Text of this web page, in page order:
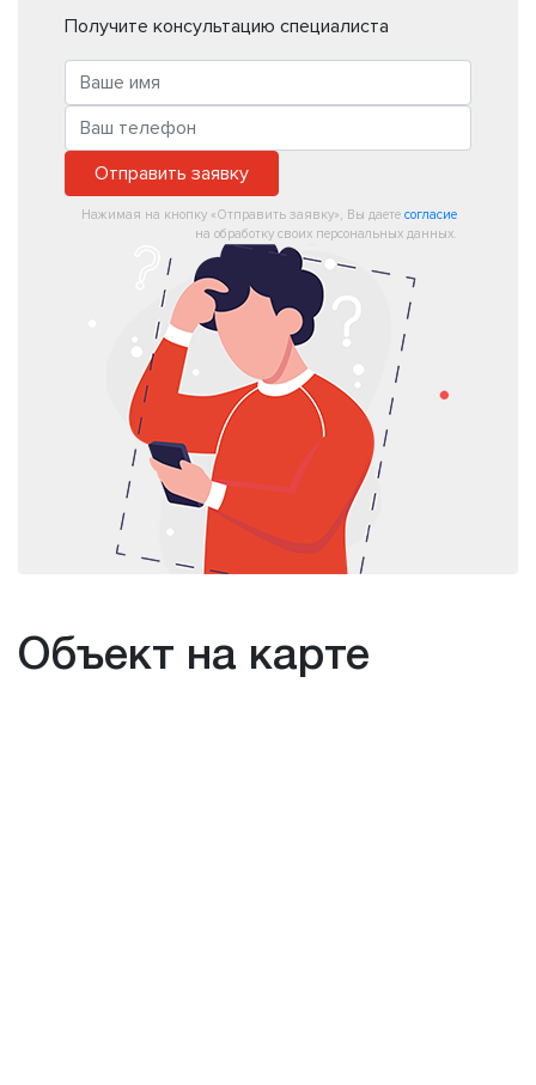
Получите консультацию специалиста
Отправить заявку
Нажимая на кнопку «Отправить заявку», Вы даете согласие
на обработку своих персональных данных.
Объект на карте